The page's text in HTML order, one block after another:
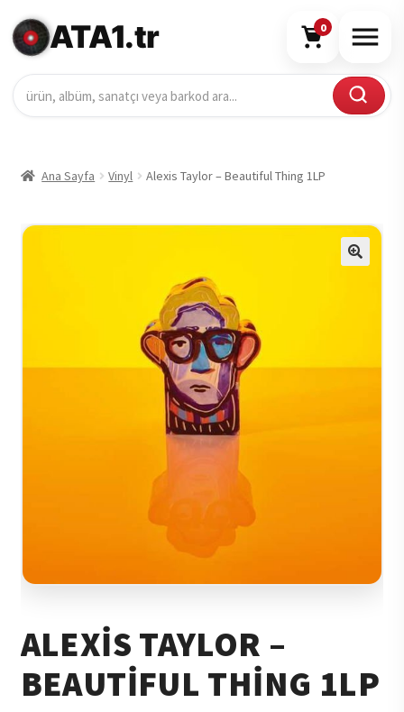
ATA1.tr 0
Ana Sayfa Vinyl Alexis Taylor – Beautiful Thing 1LP
ALEXIS TAYLOR –
BEAUTIFUL THING 1LP